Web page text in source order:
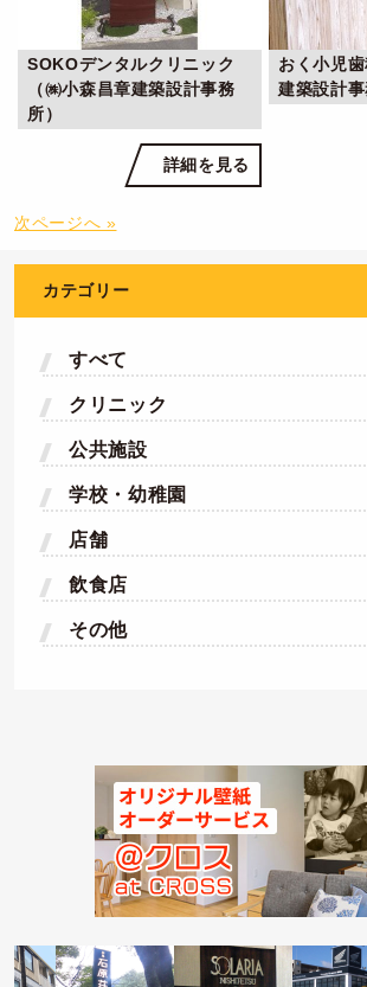
SOKOデンタルクリニック
（㈱小森昌章建築設計事務
所）
詳細を見る
おく小児
建築設計事
次ページへ »
カテゴリー
すべて
クリニック
公共施設
学校・幼稚園
店舗
飲食店
その他